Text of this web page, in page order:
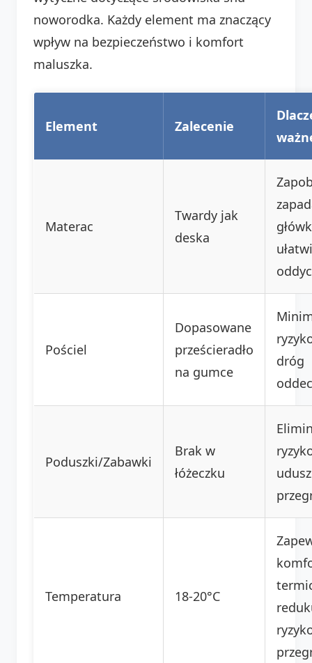
noworodka. Każdy element ma znaczący
wpływ na bezpieczeństwo i komfort
maluszka.
Element Zalecenie
Materac
Twardy jak
deska
Pościel
Dopasowane
prześcieradło
na gumce
dróg
Poduszki/Zabawki
Brak w
łóżeczku
Temperatura 18-20°C